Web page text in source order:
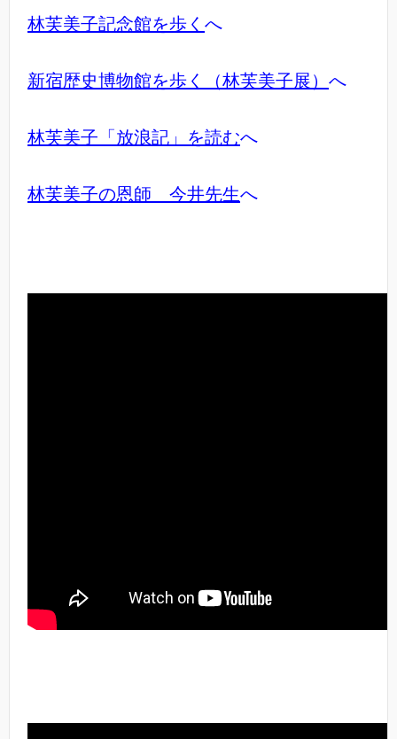
林芙美子記念館を歩く へ
新宿歴史博物館を歩く（林芙美子展） へ
林芙美子「放浪記」を読むへ
林芙美子の恩師 今井先生へ